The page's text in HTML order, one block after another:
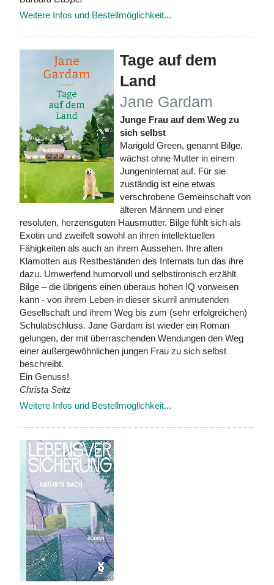
Weitere Infos und Bestellmöglichkeit...
Tage auf dem
Land
Jane Gardam
Junge Frau auf dem Weg zu
sich selbst
Marigold Green, genannt Bilge,
wächst ohne Mutter in einem
Jungeninternat auf. Für sie
zuständig ist eine etwas
verschrobene Gemeinschaft von
älteren Männern und einer
resoluten, herzensguten Hausmutter. Bilge fühlt sich als
Exotin und zweifelt sowohl an ihren intellektuellen
Fähigkeiten als auch an ihrem Aussehen. Ihre alten
Klamotten aus Restbeständen des Internats tun das ihre
dazu. Umwerfend humorvoll und selbstironisch erzählt
Bilge – die übrigens einen überaus hohen IQ vorweisen
kann - von ihrem Leben in dieser skurril anmutenden
Gesellschaft und ihrem Weg bis zum (sehr erfolgreichen)
Schulabschluss. Jane Gardam ist wieder ein Roman
gelungen, der mit überraschenden Wendungen den Weg
einer außergewöhnlichen jungen Frau zu sich selbst
beschreibt.
Ein Genuss!
Christa Seitz
Weitere Infos und Bestellmöglichkeit...